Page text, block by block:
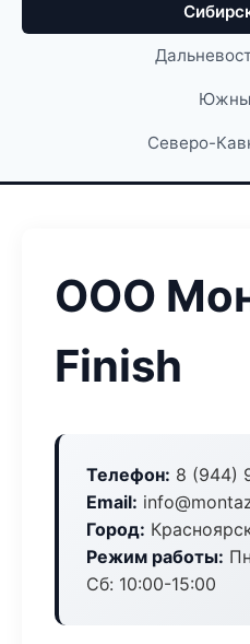
Северо-
ООО
Finish
Телефон: 8 (944)
Email:
Город:
Режим работы:
Сб: 10:00-15:00